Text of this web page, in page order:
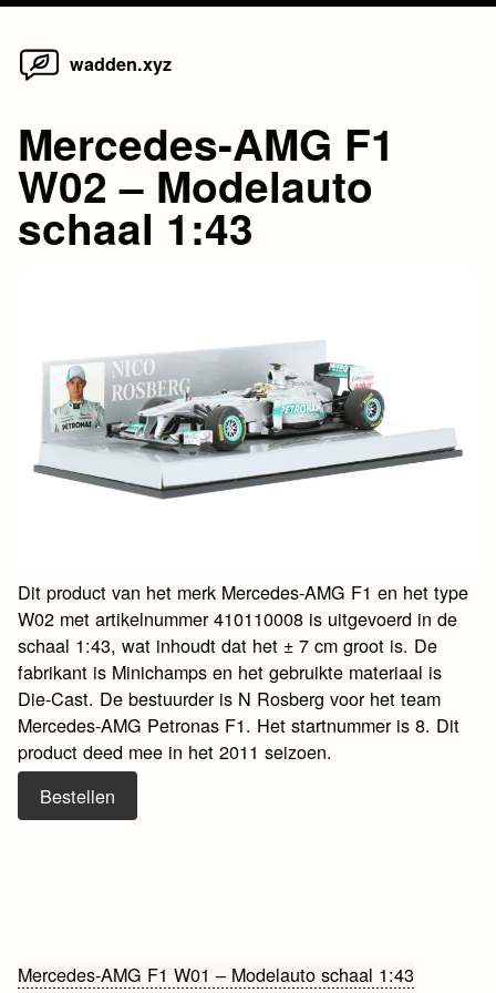
Skip
wadden.xyz
Mercedes-AMG F1
W02 – Modelauto
schaal 1:43
Dit product van het merk Mercedes-AMG F1 en het type
W02 met artikelnummer 410110008 is uitgevoerd in de
schaal 1:43, wat inhoudt dat het ± 7 cm groot is. De
fabrikant is Minichamps en het gebruikte materiaal is
Die-Cast. De bestuurder is N Rosberg voor het team
Mercedes-AMG Petronas F1. Het startnummer is 8. Dit
product deed mee in het 2011 seizoen.
Bestellen
Bericht
Mercedes-AMG F1 W01 – Modelauto schaal 1:43